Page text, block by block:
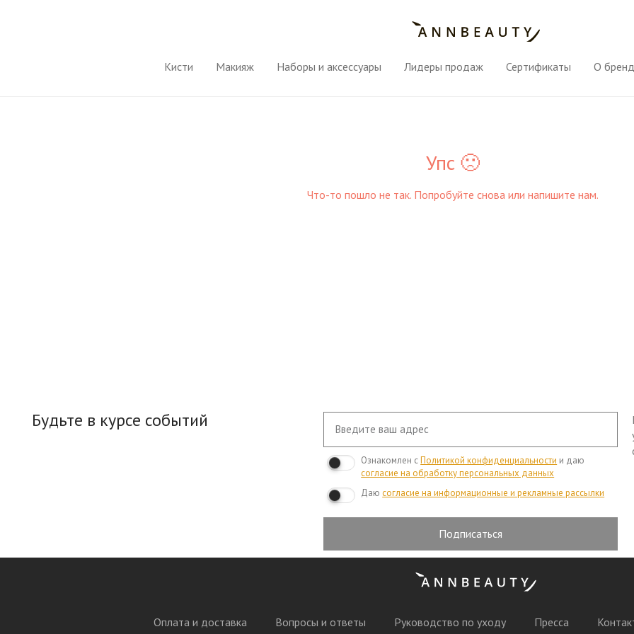
Кисти Макияж Наборы и аксессуары Лидеры продаж Сертификаты О
Упс 🙁
Что-то пошло не так. Попробуйте снова или напишите нам.
Будьте в курсе событий
Ознакомлен сПолитикой конфиденциальности и даю
согласие на обработку персональных данных
Даю согласие на информационные и рекламные рассылки
Подписаться
Оплата и доставка Вопросы и ответы Руководство по уходу Пресса